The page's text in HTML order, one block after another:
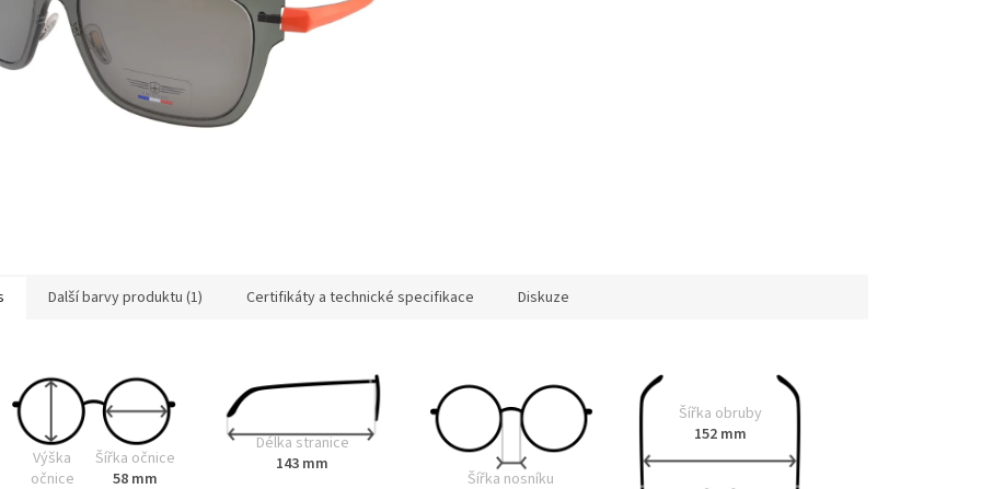
Další barvy produktu (1) Certifikáty a technické specifikace Diskuze
Výška
očnice
Šířka očnice
58 mm
Délka stranice
143 mm
Šířka nosníku
Šířka obruby
152 mm